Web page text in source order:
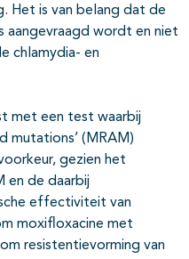
Het is van belang dat de
wordt en niet
chlamydia- en
met een test waarbij
mutations’ (MRAM)
gezien het
en de daarbij
effectiviteit van
moxifloxacine met
resistentievorming van